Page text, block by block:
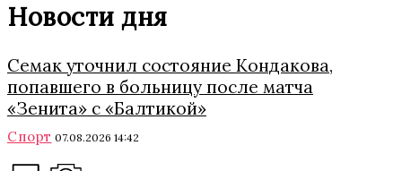
Новости дня
Семак уточнил состояние Кондакова,
попавшего в больницу после матча
«Зенита» с «Балтикой»
Спорт 07.08.2026 14:42